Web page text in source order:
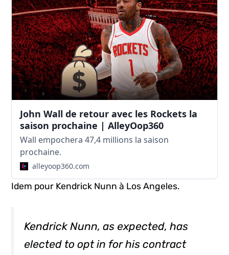
John Wall de retour avec les Rockets la
saison prochaine | AlleyOop360
Wall empochera 47,4 millions la saison
prochaine.
alleyoop360.com
Idem pour Kendrick Nunn à Los Angeles.
Kendrick Nunn, as expected, has
elected to opt in for his contract